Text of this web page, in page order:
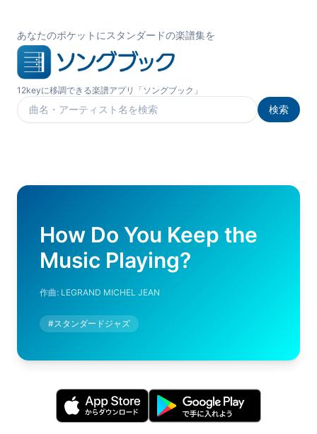
あなたのポケットにスタンダードの楽譜集を
12keyに移調できる楽譜アプリ「ソングブック」
楽曲を検索
検索
How Do You Keep the
Music Playing?
作曲: LEGRAND MICHEL JEAN
#スタンダードジャズ